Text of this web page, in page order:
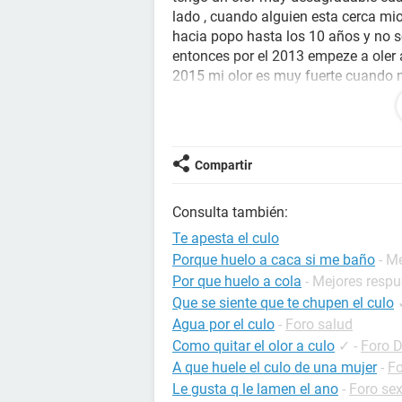
lado , cuando alguien esta cerca
hacia popo hasta los 10 años y no
entonces por el 2013 empeze a
2015 mi olor es muy fuerte cuando
puedo evitarlo lo que no entiendo
todos los dias y me enjuago
ilogico pero es cierto que crean
amigas , me quiero suicidar porque
tendre algo adentro de mi cuerpo
mas apesto , no es broma necesito
años y tengo miedo ir al doctor por
muchas gracias chicos quiero
esto les agradecere infinitamente
mensaje ADIOS DIOS LOS BENDIGA
Compartir
Consulta también:
Te apesta el culo
Porque huelo a caca si me baño -
Por que huelo a cola - Mejores
Que se siente que te chupen el culo
Agua por el culo - Foro salud
Como quitar el olor a culo ✓ - Foro
A que huele el culo de una mujer -
Le gusta q le lamen el ano - Foro